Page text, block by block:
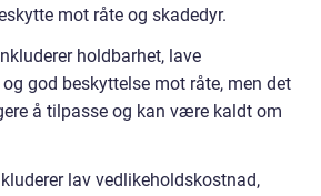
mot råte og skadedyr.
holdbarhet, lave
god beskyttelse mot råte, men det
å tilpasse og kan være kaldt om
lav vedlikeholdskostnad,